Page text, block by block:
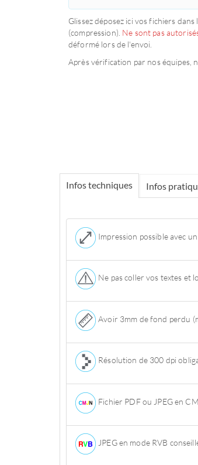
Glissez déposez ici vos fichiers
(compression). Ne sont pas
déformé lors de l'envoi.
Après vérification par nos équipes,
Infos techniques Infos
Impression possible avec
Ne pas coller vos textes et
Avoir 3mm de fond perdu
Résolution de 300 dpi
Fichier PDF ou JPEG en
JPEG en mode RVB